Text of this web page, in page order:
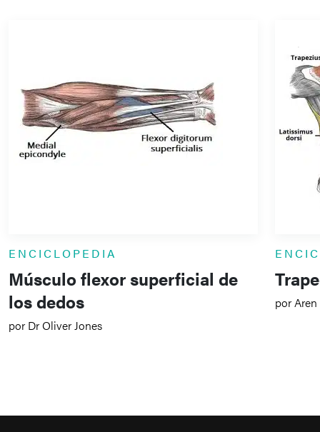
ENCICLOPEDIA
Músculo flexor superficial de
los dedos
por Dr Oliver Jones
por